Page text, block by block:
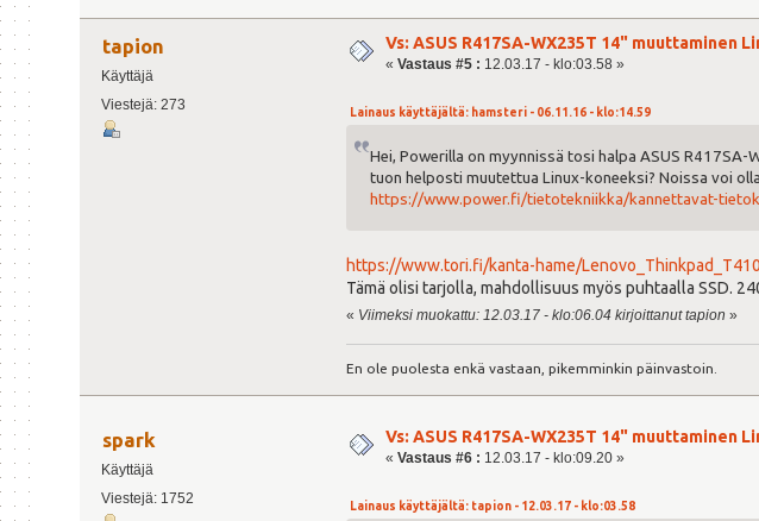
tapion
Käyttäjä
Viestejä: 273
Vs: ASUS R417SA-WX235T 14" muuttaminen
«Vastaus #5 : 12.03.17 - klo:03.58 »
Lainaus käyttäjältä: hamsteri - 06.11.16 - klo:14.59
Hei, Powerilla on myynnissä tosi halpa ASUS
tuon helposti muutettua Linux-koneeksi? Noissa voi
https://www.power.fi/tietotekniikka/kannettavat-
https://www.tori.fi/kanta-hame/
Tämä olisi tarjolla, mahdollisuus myös puhtaalla SSD.
« Viimeksi muokattu: 12.03.17 - klo:06.04 kirjoittanut tapion »
En ole puolesta enkä vastaan, pikemminkin päinvastoin.
spark
Käyttäjä
Viestejä: 1752
Vs: ASUS R417SA-WX235T 14" muuttaminen
«Vastaus #6 : 12.03.17 - klo:09.20 »
Lainaus käyttäjältä: tapion - 12.03.17 - klo:03.58